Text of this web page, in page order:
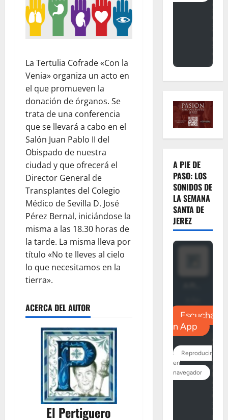
La Tertulia Cofrade «Con la
Venia» organiza un acto en
el que promueven la
donación de órganos. Se
trata de una conferencia
que se llevará a cabo en el
Salón Juan Pablo II del
Obispado de nuestra
ciudad y que ofrecerá el
Director General de
Transplantes del Colegio
Médico de Sevilla D. José
Pérez Bernal, iniciándose la
misma a las 18.30 horas de
la tarde. La misma lleva por
título «No te lleves al cielo
lo que necesitamos en la
tierra».
ACERCA DEL AUTOR
El Pertiguero
A PIE DE
PASO: LOS
SONIDOS DE
LA SEMANA
SANTA DE
JEREZ